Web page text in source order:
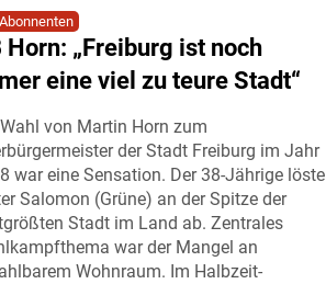
Horn: „Freiburg ist noch
eine viel zu teure Stadt“
von Martin Horn zum
der Stadt Freiburg im Jahr
war eine Sensation. Der 38-Jährige löste
Salomon (Grüne) an der Spitze der
Stadt im Land ab. Zentrales
war der Mangel an
Wohnraum. Im Halbzeit-